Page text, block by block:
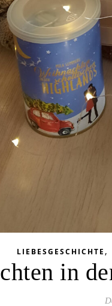
LIEBESGESCHICHTE ,
in